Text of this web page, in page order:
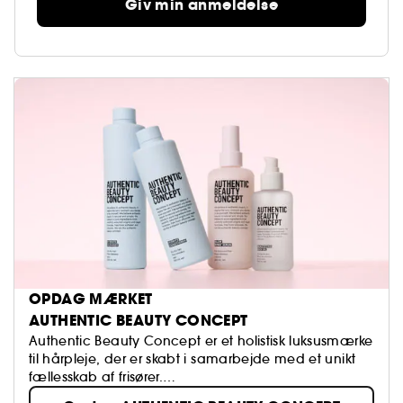
revitaliseret og naturligt smukt, perfekt til daglig
Giv min anmeldelse
OPDAG MÆRKET
AUTHENTIC BEAUTY CONCEPT
Authentic Beauty Concept er et holistisk luksusmærke
til hårpleje, der er skabt i samarbejde med et unikt
fællesskab af frisører.